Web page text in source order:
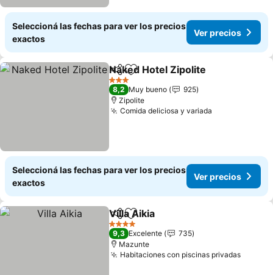
Seleccioná las fechas para ver los precios
exactos
Ver precios
CompartirAñadir a favoritos
Naked Hotel Zipolite
3 Estrellas
8,2 Muy bueno
925
Zipolite
Comida deliciosa y variada
Seleccioná las fechas para ver los precios
exactos
Ver precios
CompartirAñadir a favoritos
Villa Aikia
4 Estrellas
9,3 Excelente
735
Mazunte
Habitaciones con piscinas privadas